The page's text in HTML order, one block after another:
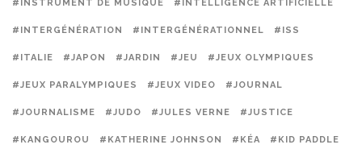
#INSTRUMENT DE MUSIQUE #INTELLIGENCE ARTIFICIELLE
#INTERGÉNÉRATION #INTERGÉNÉRATIONNEL #ISS
#ITALIE #JAPON #JARDIN #JEU #JEUX OLYMPIQUES
#JEUX PARALYMPIQUES #JEUX VIDEO #JOURNAL
#JOURNALISME #JUDO #JULES VERNE #JUSTICE
#KANGOUROU #KATHERINE JOHNSON #KÉA #KID PADDLE